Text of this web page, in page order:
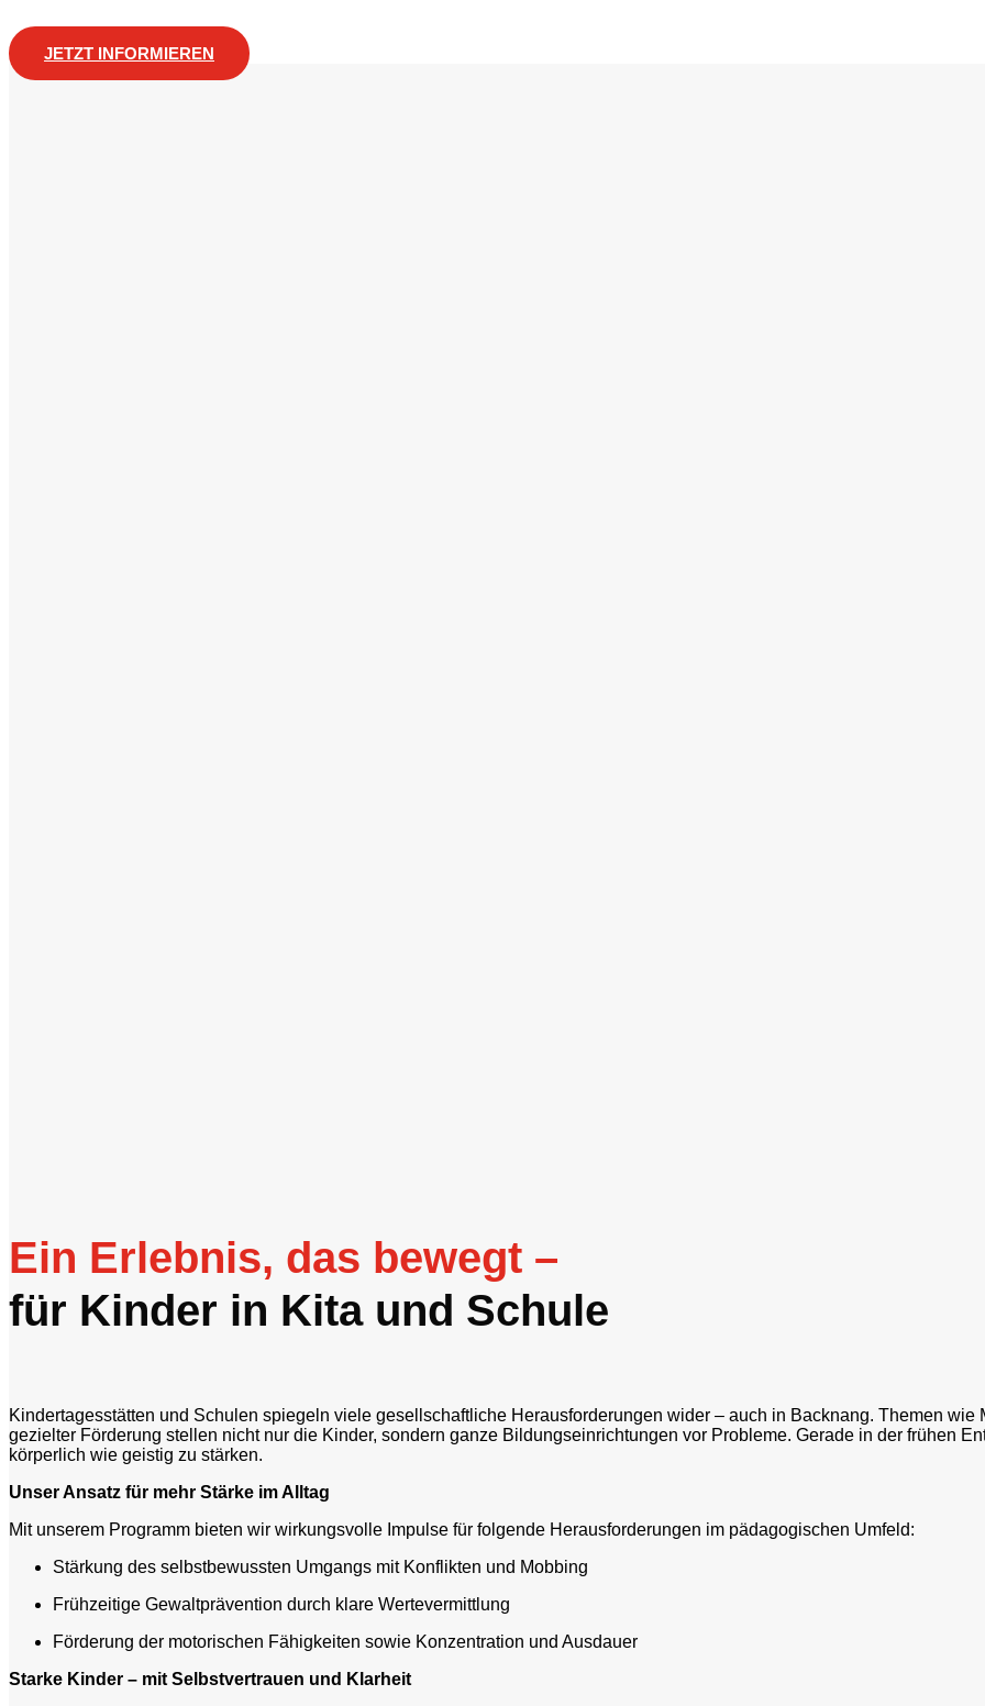
JETZT INFORMIEREN
Ein Erlebnis, das bewegt –
für Kinder in Kita und Schule
Kindertagesstätten und Schulen spiegeln viele gesellschaftliche Herausforderungen wider – auch in Backnang. Themen wie
gezielter Förderung stellen nicht nur die Kinder, sondern ganze Bildungseinrichtungen vor Probleme. Gerade in der frühen
körperlich wie geistig zu stärken.
UnserAnsatz für mehr Stärke imAlltag
Mit unserem Programm bieten wir wirkungsvolle Impulse für folgende Herausforderungen im pädagogischen Umfeld:
Stärkung des selbstbewussten Umgangs mit Konflikten und Mobbing
Frühzeitige Gewaltprävention durch klare Wertevermittlung
Förderung der motorischen Fähigkeiten sowie Konzentration und Ausdauer
Starke Kinder – mit Selbstvertrauen und Klarheit